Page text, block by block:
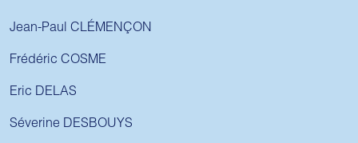
Jean-Paul CLÉMENÇON
Frédéric COSME
Eric DELAS
Séverine DESBOUYS